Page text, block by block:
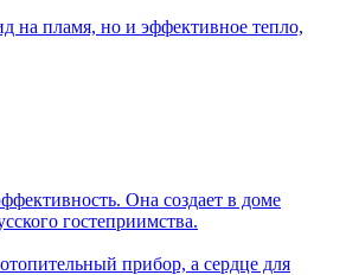
на пламя, но и эффективное тепло,
Она создает в доме
гостеприимства.
прибор, а сердце для